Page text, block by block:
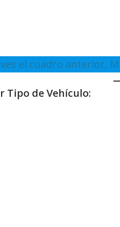
el cuadro anterior,
Tipo de Vehículo: